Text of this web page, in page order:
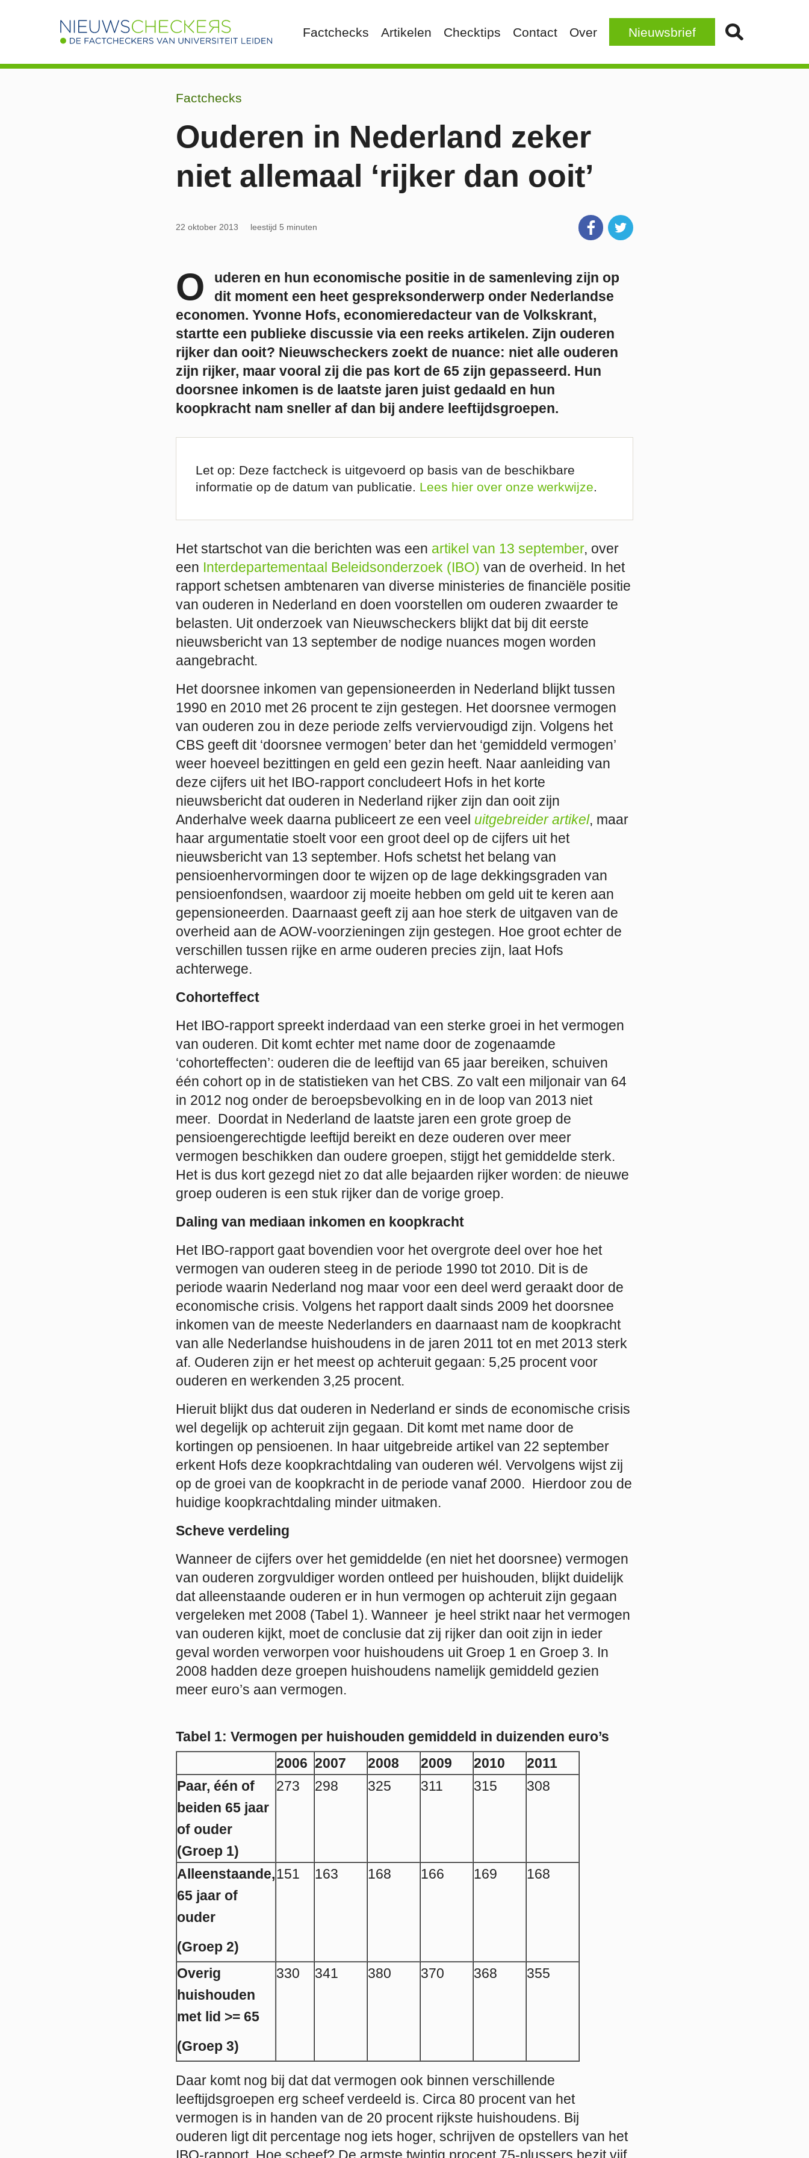
Factchecks Artikelen Checktips Contact Over Nieuwsbrief
Factchecks
Ouderen in Nederland zeker
niet allemaal ‘rijker dan ooit’
22 oktober 2013 leestijd 5 minuten
O
uderen en hun economische positie in de samenleving zijn op
dit moment een heet gespreksonderwerp onder Nederlandse
economen. Yvonne Hofs, economieredacteur van de Volkskrant,
startte een publieke discussie via een reeks artikelen. Zijn ouderen
rijker dan ooit? Nieuwscheckers zoekt de nuance: niet alle ouderen
zijn rijker, maar vooral zij die pas kort de 65 zijn gepasseerd. Hun
doorsnee inkomen is de laatste jaren juist gedaald en hun
koopkracht nam sneller af dan bij andere leeftijdsgroepen.
Let op: Deze factcheck is uitgevoerd op basis van de beschikbare
informatie op de datum van publicatie. Lees hier over onze werkwijze
Het startschot van die berichten was een artikel van 13 september, over
een Interdepartementaal Beleidsonderzoek (IBO) van de overheid. In het
rapport schetsen ambtenaren van diverse ministeries de financiële positie
van ouderen in Nederland en doen voorstellen om ouderen zwaarder te
belasten. Uit onderzoek van Nieuwscheckers blijkt dat bij dit eerste
nieuwsbericht van 13 september de nodige nuances mogen worden
aangebracht.
Het doorsnee inkomen van gepensioneerden in Nederland blijkt tussen
1990 en 2010 met 26 procent te zijn gestegen. Het doorsnee vermogen
van ouderen zou in deze periode zelfs verviervoudigd zijn. Volgens het
CBS geeft dit ‘doorsnee vermogen’ beter dan het ‘gemiddeld vermogen’
weer hoeveel bezittingen en geld een gezin heeft. Naar aanleiding van
deze cijfers uit het IBO-rapport concludeert Hofs in het korte
nieuwsbericht dat ouderen in Nederland rijker zijn dan ooit zijn
Anderhalve week daarna publiceert ze een veel uitgebreider artikel, maar
haar argumentatie stoelt voor een groot deel op de cijfers uit het
nieuwsbericht van 13 september. Hofs schetst het belang van
pensioenhervormingen door te wijzen op de lage dekkingsgraden van
pensioenfondsen, waardoor zij moeite hebben om geld uit te keren aan
gepensioneerden. Daarnaast geeft zij aan hoe sterk de uitgaven van de
overheid aan de AOW-voorzieningen zijn gestegen. Hoe groot echter de
verschillen tussen rijke en arme ouderen precies zijn, laat Hofs
achterwege.
Cohorteffect
Het IBO-rapport spreekt inderdaad van een sterke groei in het vermogen
van ouderen. Dit komt echter met name door de zogenaamde
‘cohorteffecten’: ouderen die de leeftijd van 65 jaar bereiken, schuiven
één cohort op in de statistieken van het CBS. Zo valt een miljonair van 64
in 2012 nog onder de beroepsbevolking en in de loop van 2013 niet
meer. Doordat in Nederland de laatste jaren een grote groep de
pensioengerechtigde leeftijd bereikt en deze ouderen over meer
vermogen beschikken dan oudere groepen, stijgt het gemiddelde sterk.
Het is dus kort gezegd niet zo dat alle bejaarden rijker worden: de nieuwe
groep ouderen is een stuk rijker dan de vorige groep.
Daling van mediaan inkomen en koopkracht
Het IBO-rapport gaat bovendien voor het overgrote deel over hoe het
vermogen van ouderen steeg in de periode 1990 tot 2010. Dit is de
periode waarin Nederland nog maar voor een deel werd geraakt door de
economische crisis. Volgens het rapport daalt sinds 2009 het doorsnee
inkomen van de meeste Nederlanders en daarnaast nam de koopkracht
van alle Nederlandse huishoudens in de jaren 2011 tot en met 2013 sterk
af. Ouderen zijn er het meest op achteruit gegaan: 5,25 procent voor
ouderen en werkenden 3,25 procent.
Hieruit blijkt dus dat ouderen in Nederland er sinds de economische crisis
wel degelijk op achteruit zijn gegaan. Dit komt met name door de
kortingen op pensioenen. In haar uitgebreide artikel van 22 september
erkent Hofs deze koopkrachtdaling van ouderen wél. Vervolgens wijst zij
op de groei van de koopkracht in de periode vanaf 2000. Hierdoor zou de
huidige koopkrachtdaling minder uitmaken.
Scheve verdeling
Wanneer de cijfers over het gemiddelde (en niet het doorsnee) vermogen
van ouderen zorgvuldiger worden ontleed per huishouden, blijkt duidelijk
dat alleenstaande ouderen er in hun vermogen op achteruit zijn gegaan
vergeleken met 2008 (Tabel 1). Wanneer je heel strikt naar het vermogen
van ouderen kijkt, moet de conclusie dat zij rijker dan ooit zijn in ieder
geval worden verworpen voor huishoudens uit Groep 1 en Groep 3. In
2008 hadden deze groepen huishoudens namelijk gemiddeld gezien
meer euro’s aan vermogen.
Tabel 1: Vermogen per huishouden gemiddeld in duizenden euro’s
2006 2007 2008 2009 2010
2011
Paar, één of
beiden 65 jaar
of ouder
(Groep 1)
273 298 325 311 315 308
Alleenstaande,
65 jaar of
ouder
(Groep 2)
151 163 168 166 169 168
Overig
huishouden
met lid >= 65
(Groep 3)
330 341 380 370 368 355
Daar komt nog bij dat dat vermogen ook binnen verschillende
leeftijdsgroepen erg scheef verdeeld is. Circa 80 procent van het
vermogen is in handen van de 20 procent rijkste huishoudens. Bij
ouderen ligt dit percentage nog iets hoger, schrijven de opstellers van het
IBO-rapport. Hoe scheef? De armste twintig procent 75-plussers bezit vijf